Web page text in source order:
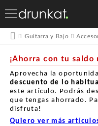
Guitarra y Bajo
¡Ahorra con tu saldo
Aprovecha la
descuento de lo
este artículo. Podrás
que tengas ahorrado.
disfruta!
Quiero ver más